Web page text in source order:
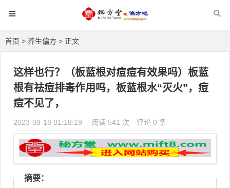
首页 > 养生偏方 > 正文
这样也行？（板蓝根对痘痘有效果吗）板蓝
根有祛痘排毒作用吗，板蓝根水“灭火”，痘
痘不见了，
2023-08-18 01:18:19 阅读 541 次 评论 0 条
摘要：